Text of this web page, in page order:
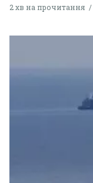
2 хв на прочитання